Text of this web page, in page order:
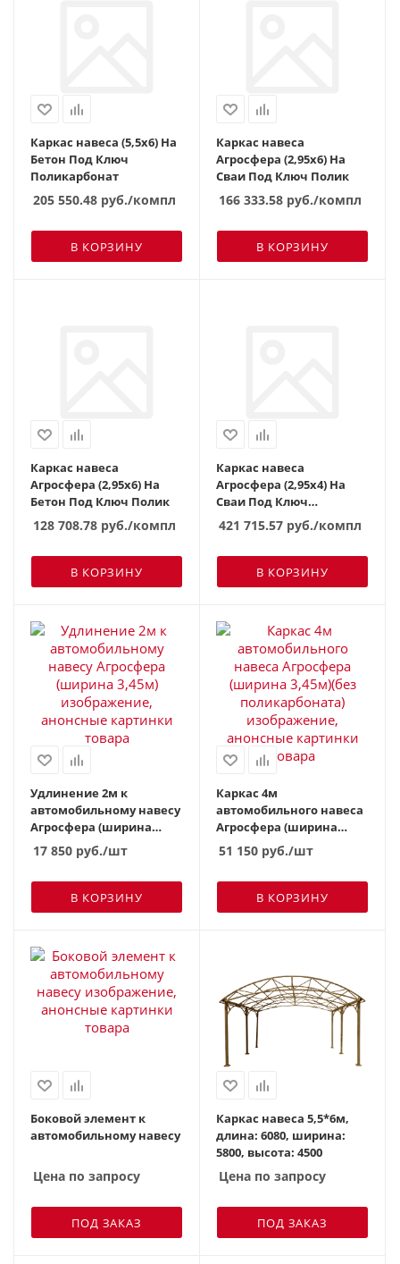
Каркас навеса (5,5х6) На
Бетон Под Ключ
Поликарбонат
205 550.48 руб./компл
В КОРЗИНУ
Каркас навеса
Агросфера (2,95х6) На
Сваи Под Ключ Полик
166 333.58 руб./компл
В КОРЗИНУ
Каркас навеса
Агросфера (2,95х6) На
Бетон Под Ключ Полик
128 708.78 руб./компл
В КОРЗИНУ
Каркас навеса
Агросфера (2,95х4) На
Сваи Под Ключ
Поликарбонат
421 715.57 руб./компл
В КОРЗИНУ
Удлинение 2м к
автомобильному навесу
Агросфера (ширина
3,45м)
17 850 руб./шт
В КОРЗИНУ
Каркас 4м
автомобильного навеса
Агросфера (ширина
3,45м)(без
поликарбоната)
51 150 руб./шт
В КОРЗИНУ
Боковой элемент к
автомобильному навесу
Цена по запросу
ПОД ЗАКАЗ
Каркас навеса 5,5*6м,
длина: 6080, ширина:
5800, высота: 4500
Цена по запросу
ПОД ЗАКАЗ